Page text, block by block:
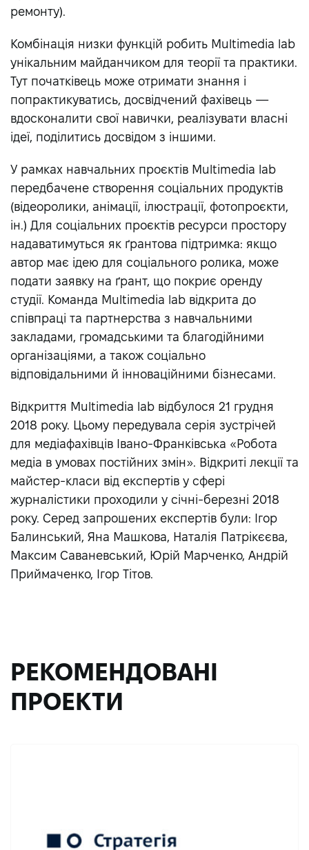
ремонту).
Комбінація низки функцій робить Multimedia lab
унікальним майданчиком для теорії та практики.
Тут початківець може отримати знання і
попрактикуватись, досвідчений фахівець —
вдосконалити свої навички, реалізувати власні
ідеї, поділитись досвідом з іншими.
У рамках навчальних проєктів Multimedia lab
передбачене створення соціальних продуктів
(відеоролики, анімації, ілюстрації, фотопроєкти,
ін.) Для соціальних проєктів ресурси простору
надаватимуться як ґрантова підтримка: якщо
автор має ідею для соціального ролика, може
подати заявку на ґрант, що покриє оренду
студії. Команда Multimedia lab відкрита до
співпраці та партнерства з навчальними
закладами, громадськими та благодійними
організаціями, а також соціально
відповідальними й інноваційними бізнесами.
Відкриття Multimedia lab відбулося 21 грудня
2018 року. Цьому передувала серія зустрічей
для медіафахівців Івано-Франківська «Робота
медіа в умовах постійних змін». Відкриті лекції та
майстер-класи від експертів у сфері
журналістики проходили у січні-березні 2018
року. Серед запрошених експертів були: Ігор
Балинський, Яна Машкова, Наталія Патрікєєва,
Максим Саваневський, Юрій Марченко, Андрій
Приймаченко, Ігор Тітов.
РЕКОМЕНДОВАНІ
ПРОЕКТИ